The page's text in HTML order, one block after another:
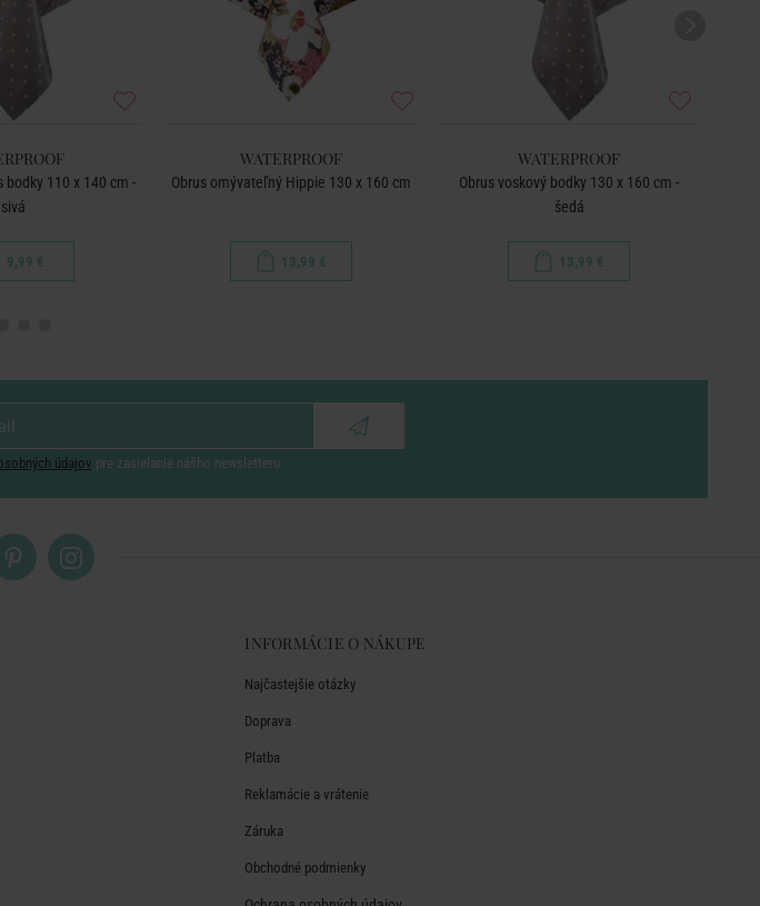
bodky 110 x 140 cm -
sivá
9,99 €
WATERPROOF
Obrus omývateľný Hippie 130 x 160 cm
13,99 €
WATERPROOF
Obrus voskový bodky 130 x 160 cm -
šedá
13,99 €
údajov pre zasielanie nášho newsletteru
INFORMÁCIE O NÁKUPE
Najčastejšie otázky
Doprava
Platba
Reklamácie a vrátenie
Záruka
Obchodné podmienky